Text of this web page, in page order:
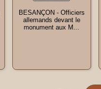
BESANÇON - Officiers
allemands devant le
monument aux M...